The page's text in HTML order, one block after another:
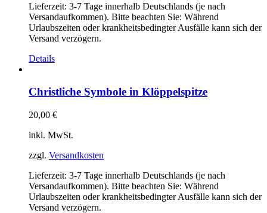
Lieferzeit: 3-7 Tage innerhalb Deutschlands (je nach
Versandaufkommen). Bitte beachten Sie: Während
Urlaubszeiten oder krankheitsbedingter Ausfälle kann sich der
Versand verzögern.
Details
Christliche Symbole in Klöppelspitze
20,00 €
inkl. MwSt.
zzgl. Versandkosten
Lieferzeit: 3-7 Tage innerhalb Deutschlands (je nach
Versandaufkommen). Bitte beachten Sie: Während
Urlaubszeiten oder krankheitsbedingter Ausfälle kann sich der
Versand verzögern.